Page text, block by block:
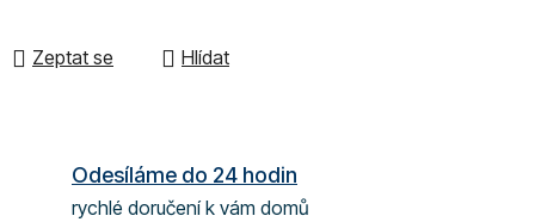
Zeptat se Hlídat
Odesíláme do 24 hodin
rychlé doručení k vám domů